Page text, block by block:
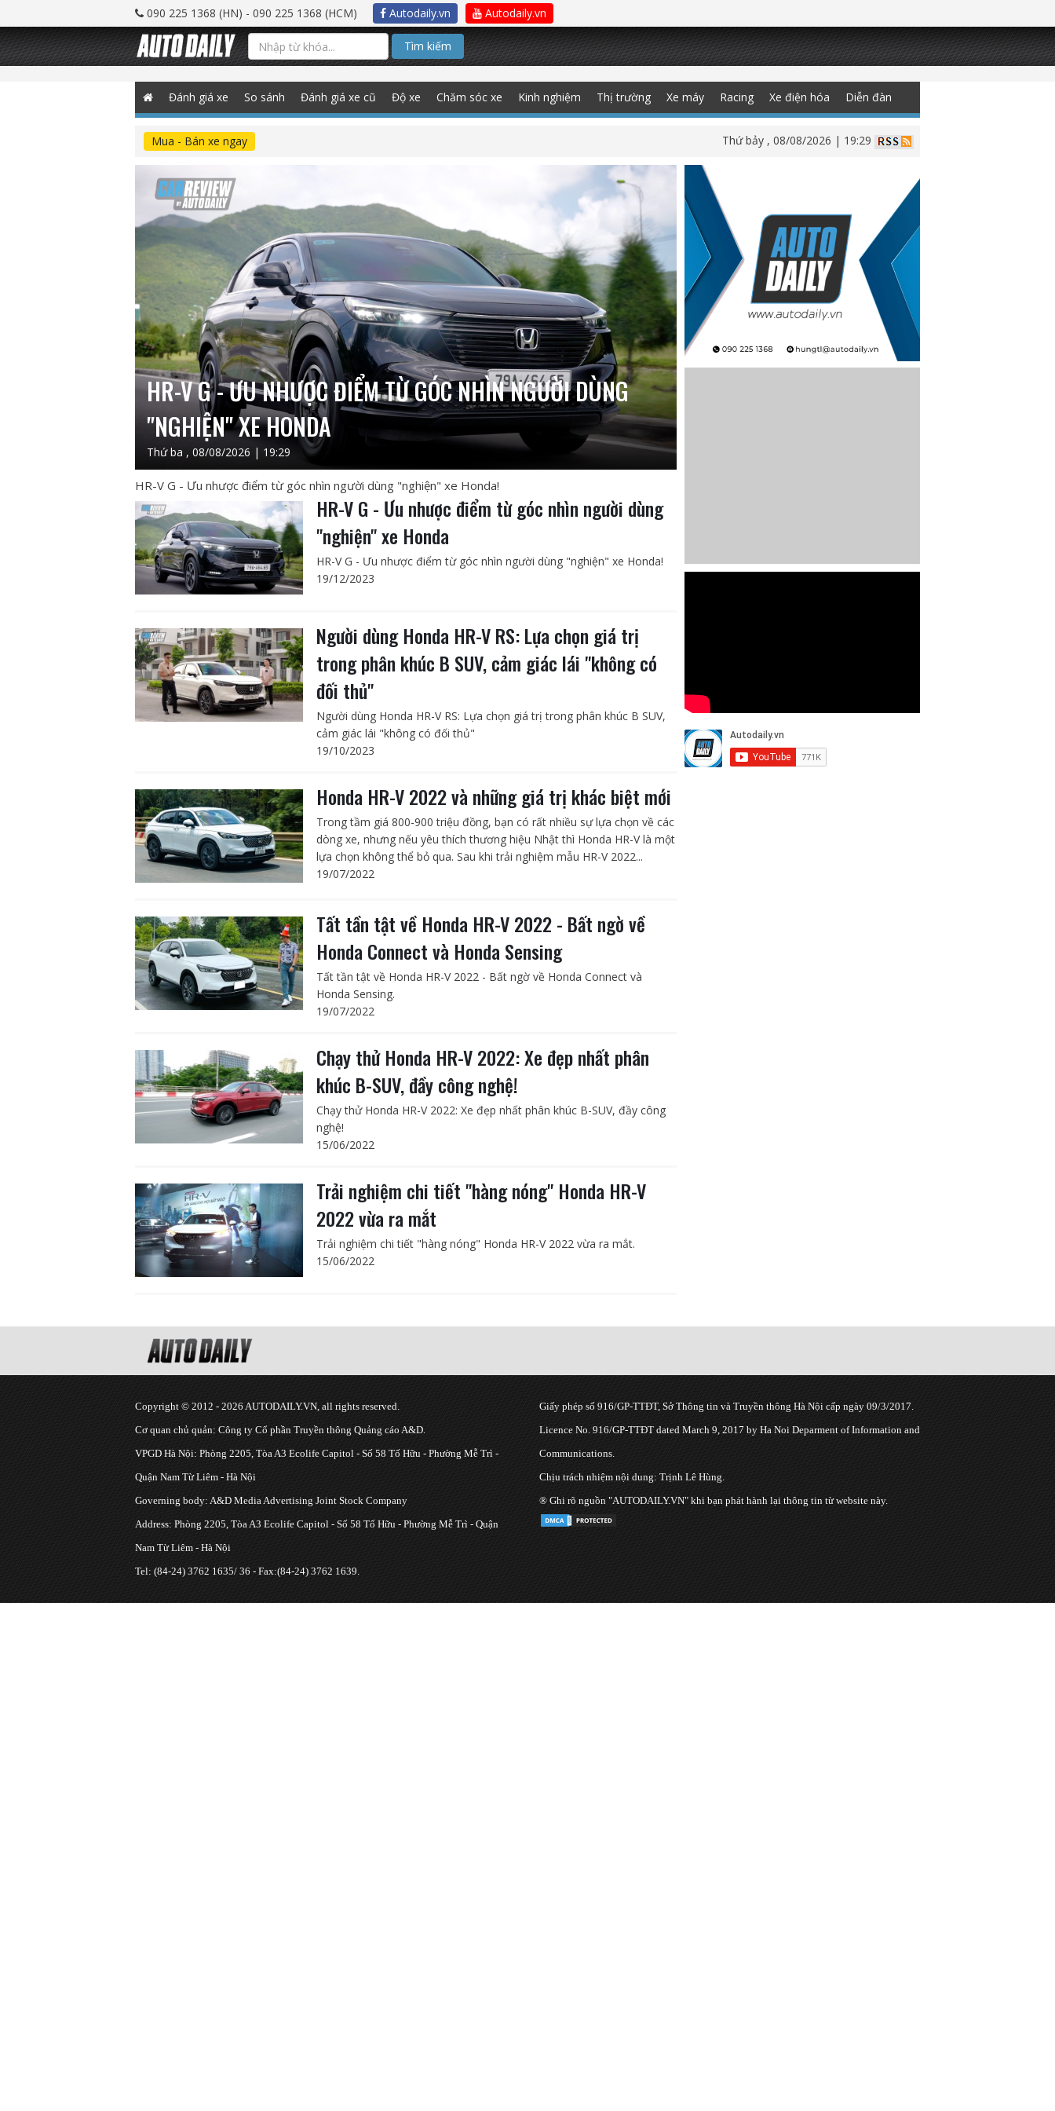
090 225 1368 (HN) - 090 225 1368 (HCM) Autodaily.vn Autodaily.vn
Tìm kiếm
Đánh giá xe So sánh Đánh giá xe cũ Độ xe Chăm sóc xe Kinh nghiệm Thị trường Xe máy Racing Xe điện hóa Diễn đàn
Mua - Bán xe ngay Thứ bảy , 08/08/2026 | 19:29
HR-V G - ƯU NHƯỢC ĐIỂM TỪ GÓC NHÌN NGƯỜI DÙNG
"NGHIỆN" XE HONDA
Thứ ba , 08/08/2026 | 19:29
HR-V G - Ưu nhược điểm từ góc nhìn người dùng "nghiện" xe Honda!
HR-V G - Ưu nhược điểm từ góc nhìn người dùng
"nghiện" xe Honda
HR-V G - Ưu nhược điểm từ góc nhìn người dùng "nghiện" xe Honda!
19/12/2023
Người dùng Honda HR-V RS: Lựa chọn giá trị
trong phân khúc B SUV, cảm giác lái "không có
đối thủ"
Người dùng Honda HR-V RS: Lựa chọn giá trị trong phân khúc B SUV,
cảm giác lái "không có đối thủ"
19/10/2023
Honda HR-V 2022 và những giá trị khác biệt mới
Trong tầm giá 800-900 triệu đồng, bạn có rất nhiều sự lựa chọn về các
dòng xe, nhưng nếu yêu thích thương hiệu Nhật thì Honda HR-V là một
lựa chọn không thể bỏ qua. Sau khi trải nghiệm mẫu HR-V 2022...
19/07/2022
Tất tần tật về Honda HR-V 2022 - Bất ngờ về
Honda Connect và Honda Sensing
Tất tần tật về Honda HR-V 2022 - Bất ngờ về Honda Connect và
Honda Sensing.
19/07/2022
Chạy thử Honda HR-V 2022: Xe đẹp nhất phân
khúc B-SUV, đầy công nghệ!
Chạy thử Honda HR-V 2022: Xe đẹp nhất phân khúc B-SUV, đầy công
nghệ!
15/06/2022
Trải nghiệm chi tiết "hàng nóng" Honda HR-V
2022 vừa ra mắt
Trải nghiệm chi tiết "hàng nóng" Honda HR-V 2022 vừa ra mắt.
15/06/2022
Copyright © 2012 - 2026 AUTODAILY.VN, all rights reserved.
Cơ quan chủ quản: Công ty Cổ phần Truyền thông Quảng cáo A&D.
VPGD Hà Nội: Phòng 2205, Tòa A3 Ecolife Capitol - Số 58 Tố Hữu - Phường Mễ Trì -
Quận Nam Từ Liêm - Hà Nội
Governing body: A&D Media Advertising Joint Stock Company
Address: Phòng 2205, Tòa A3 Ecolife Capitol - Số 58 Tố Hữu - Phường Mễ Trì - Quận
Nam Từ Liêm - Hà Nội
Tel: (84-24) 3762 1635/ 36 - Fax:(84-24) 3762 1639.
Giấy phép số 916/GP-TTĐT, Sở Thông tin và Truyền thông Hà Nội cấp ngày 09/3/2017.
Licence No. 916/GP-TTĐT dated March 9, 2017 by Ha Noi Deparment of Information and
Communications.
Chịu trách nhiệm nội dung: Trịnh Lê Hùng.
® Ghi rõ nguồn "AUTODAILY.VN" khi bạn phát hành lại thông tin từ website này.